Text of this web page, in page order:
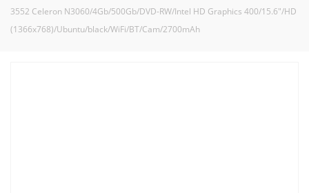
3552 Celeron N3060/4Gb/500Gb/DVD-RW/Intel HD Graphics 400/15.6"/HD
(1366x768)/Ubuntu/black/WiFi/BT/Cam/2700mAh